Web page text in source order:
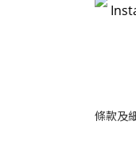
條款及